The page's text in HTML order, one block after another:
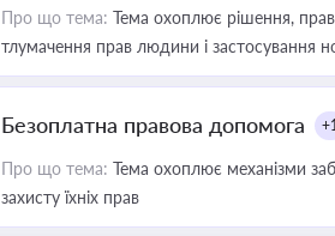
Про що тема: Тема охоплює рішення,
тлумачення прав людини і застосування
Безоплатна правова допомога
Про що тема: Тема охоплює механізми
захисту їхніх прав